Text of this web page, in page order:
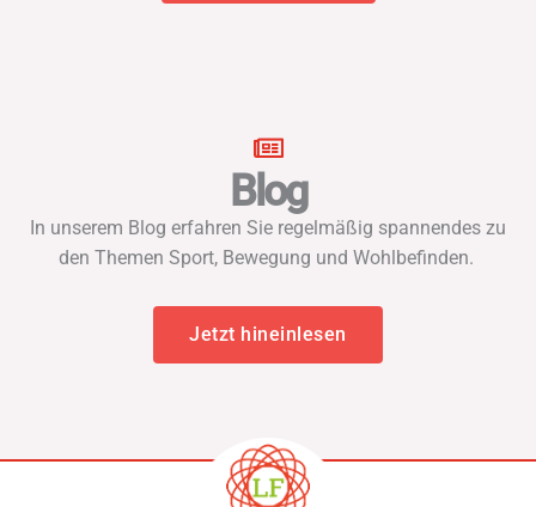
Blog
In unserem Blog erfahren Sie regelmäßig spannendes zu
den Themen Sport, Bewegung und Wohlbefinden.
Jetzt hineinlesen